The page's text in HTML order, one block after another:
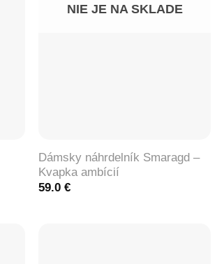
NIE JE NA SKLADE
Dámsky náhrdelník Smaragd –
Kvapka ambícií
59.0€